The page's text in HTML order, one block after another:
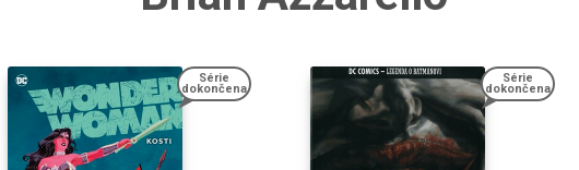
Série
dokončena
Série
dokončena